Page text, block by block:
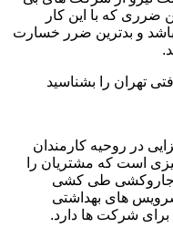
ضرری که با این کار
باشد و بدترین ضرر خسارت
تهران را بشناسید
در روحیه کارمندان
است که مشتریان را
جاروکشی طی کشی
های بهداشتی
شرکت ها دارد.